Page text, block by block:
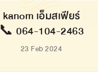
kanom เอ็มสเฟียร์
📞 064-104-2463
23 Feb 2024